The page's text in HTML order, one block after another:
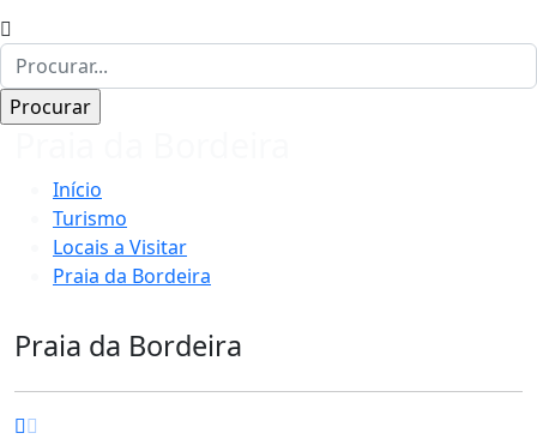
Início
Turismo
Locais a Visitar
Praia da Bordeira
Praia da Bordeira